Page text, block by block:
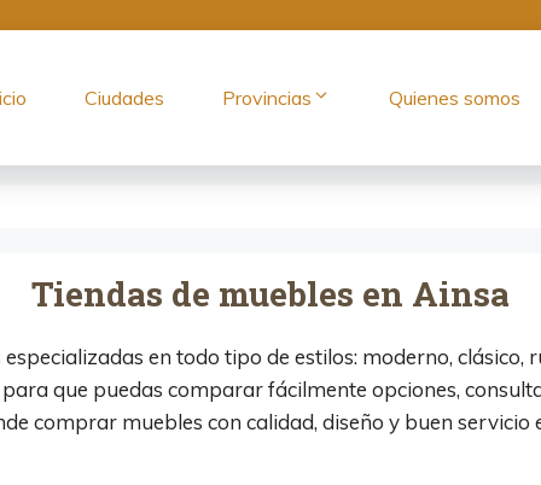
Ciudades Provincias Quienes somos
Tiendas de muebles en Ainsa
en todo tipo de estilos: moderno,
que puedas comparar fácilmente opciones,
comprar muebles con calidad, diseño y buen servicio